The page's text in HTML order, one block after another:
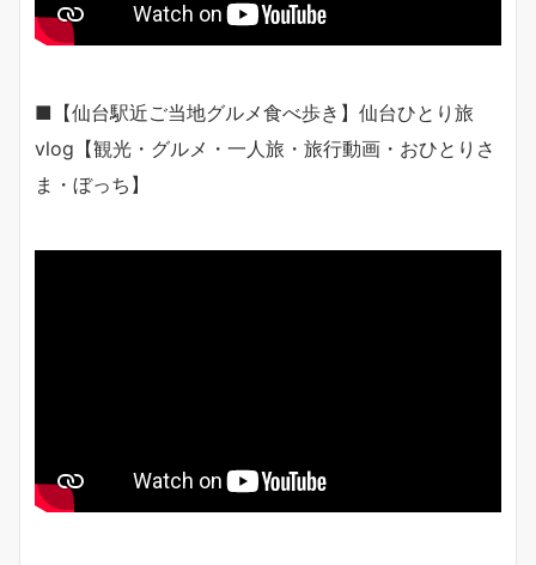
■【仙台駅近ご当地グルメ食べ歩き】仙台ひとり旅
vlog【観光・グルメ・一人旅・旅行動画・おひとりさ
ま・ぼっち】